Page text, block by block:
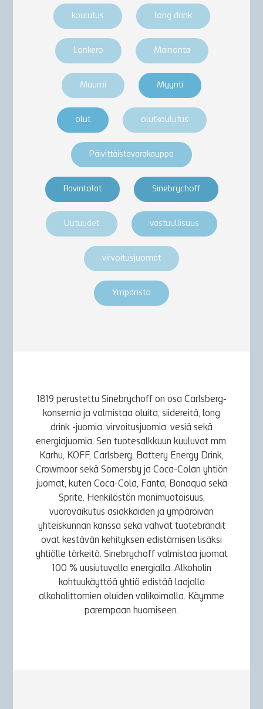
koulutus long drink
Lonkero Mainonta
Muumi Myynti
olut olutkoulutus
Päivittäistavarakauppa
Ravintolat Sinebrychoff
Uutuudet vastuullisuus
virvoitusjuomat
Ympäristö
1819 perustettu Sinebrychoff on osa Carlsberg-
konsernia ja valmistaa oluita, siidereitä, long
drink -juomia, virvoitusjuomia, vesiä sekä
energiajuomia. Sen tuotesalkkuun kuuluvat mm.
Karhu, KOFF, Carlsberg, Battery Energy Drink,
Crowmoor sekä Somersby ja Coca-Colan yhtiön
juomat, kuten Coca-Cola, Fanta, Bonaqua sekä
Sprite. Henkilöstön monimuotoisuus,
vuorovaikutus asiakkaiden ja ympäröivän
yhteiskunnan kanssa sekä vahvat tuotebrändit
ovat kestävän kehityksen edistämisen lisäksi
yhtiölle tärkeitä. Sinebrychoff valmistaa juomat
100 % uusiutuvalla energialla. Alkoholin
kohtuukäyttöä yhtiö edistää laajalla
alkoholittomien oluiden valikoimalla. Käymme
parempaan huomiseen.